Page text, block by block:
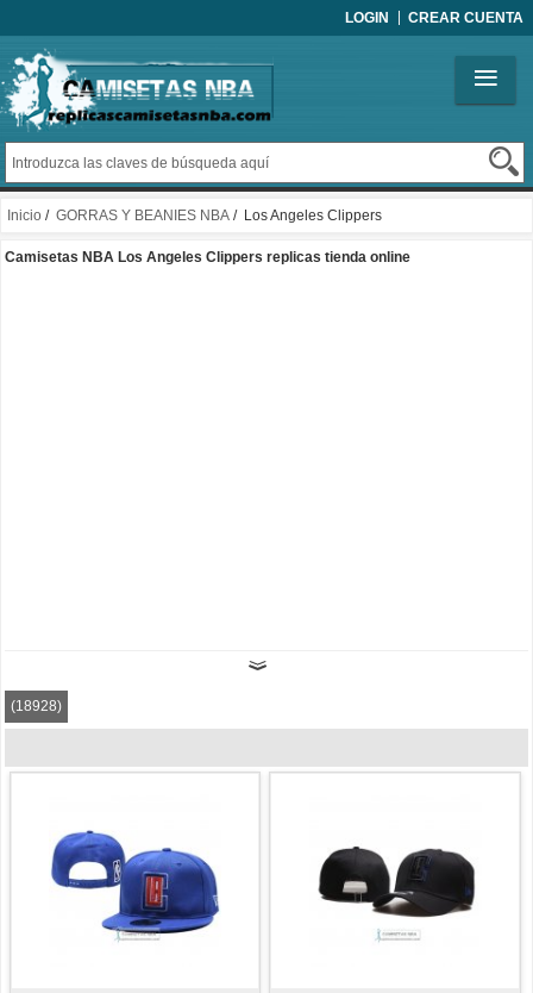
LOGIN CREAR CUENTA
Inicio / GORRAS Y BEANIES NBA / Los Angeles Clippers
Camisetas NBA Los Angeles Clippers replicas tienda online
(18928)